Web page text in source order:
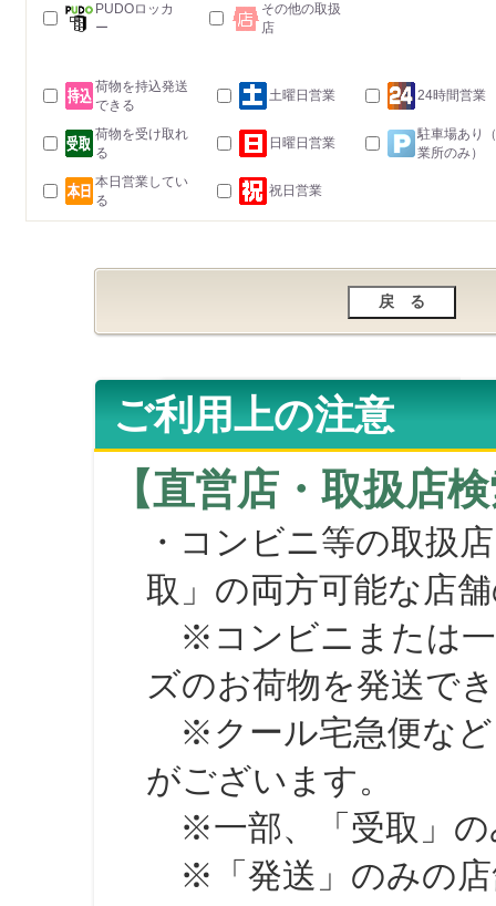
PUDOロッカ
ー
その他の取扱
店
荷物を持込発送
できる
土曜日営業 24時間営業
荷物を受け取れ
る
日曜日営業
駐車場あり
業所のみ）
本日営業してい
る
祝日営業
ご利用上の注意
【直営店・取扱店
・コンビニ等の取扱
取」の両方可能な店
※コンビニまたは一
ズのお荷物を発送で
※クール宅急便など
がございます。
※一部、「受取」の
※「発送」のみの店